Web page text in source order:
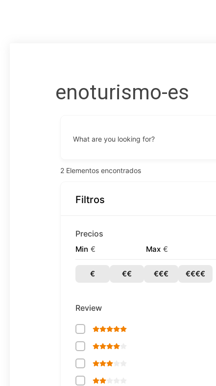
enoturismo-es
What are you looking for?
2 Elementos encontrados
Filtros
Precios
Min € Max €
€ €€ €€€ €€€€
Review